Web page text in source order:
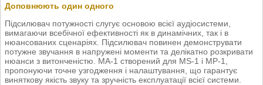
Доповнюють один одного
Підсилювач потужності слугує основою всієї аудіосистеми,
вимагаючи всебічної ефективності як в динамічних, так і в
нюансованих сценаріях. Підсилювач повинен демонструвати
потужне звучання в напружені моменти та делікатно розкривати
нюанси з витонченістю. MA-1 створений для MS-1 і MP-1,
пропонуючи точне узгодження і налаштування, що гарантує
виняткову якість звуку та зручність експлуатації всієї системи.